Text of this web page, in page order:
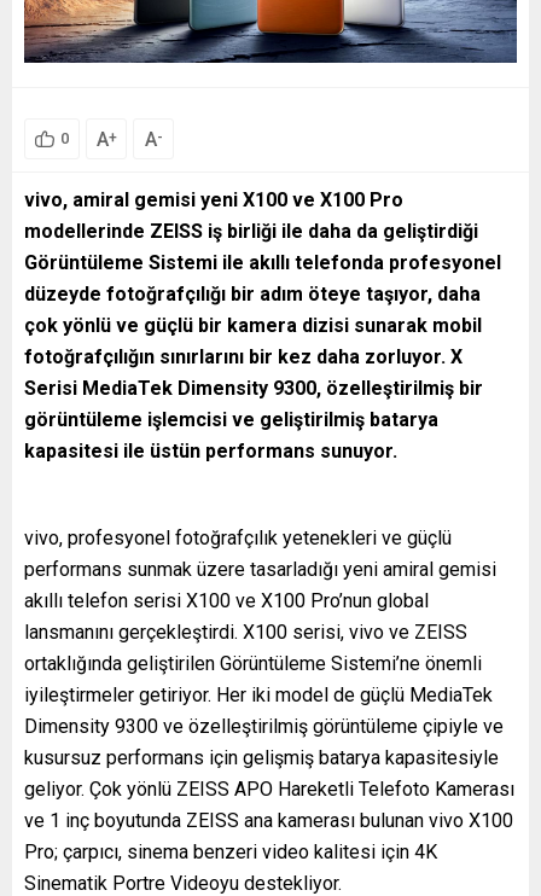
0 A+ A-
vivo, amiral gemisi yeni X100 ve X100 Pro
modellerinde ZEISS iş birliği ile daha da geliştirdiği
Görüntüleme Sistemi ile akıllı telefonda profesyonel
düzeyde fotoğrafçılığı bir adım öteye taşıyor, daha
çok yönlü ve güçlü bir kamera dizisi sunarak mobil
fotoğrafçılığın sınırlarını bir kez daha zorluyor. X
Serisi MediaTek Dimensity 9300, özelleştirilmiş bir
görüntüleme işlemcisi ve geliştirilmiş batarya
kapasitesi ile üstün performans sunuyor.
vivo, profesyonel fotoğrafçılık yetenekleri ve güçlü
performans sunmak üzere tasarladığı yeni amiral gemisi
akıllı telefon serisi X100 ve X100 Pro’nun global
lansmanını gerçekleştirdi. X100 serisi, vivo ve ZEISS
ortaklığında geliştirilen Görüntüleme Sistemi’ne önemli
iyileştirmeler getiriyor. Her iki model de güçlü MediaTek
Dimensity 9300 ve özelleştirilmiş görüntüleme çipiyle ve
kusursuz performans için gelişmiş batarya kapasitesiyle
geliyor. Çok yönlü ZEISS APO Hareketli Telefoto Kamerası
ve 1 inç boyutunda ZEISS ana kamerası bulunan vivo X100
Pro; çarpıcı, sinema benzeri video kalitesi için 4K
Sinematik Portre Videoyu destekliyor.